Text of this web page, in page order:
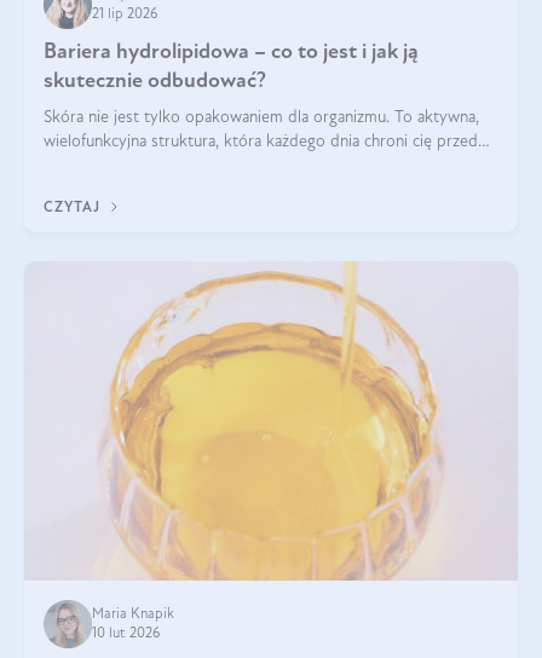
21 lip 2026
Bariera hydrolipidowa – co to jest i jak ją
skutecznie odbudować?
Skóra nie jest tylko opakowaniem dla organizmu. To aktywna,
wielofunkcyjna struktura, która każdego dnia chroni cię przed
bariera hydrolipidowa.
CZYTAJ
Maria Knapik
10 lut 2026